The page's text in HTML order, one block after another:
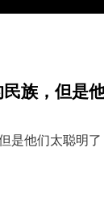
民族，但
是他们太聪明